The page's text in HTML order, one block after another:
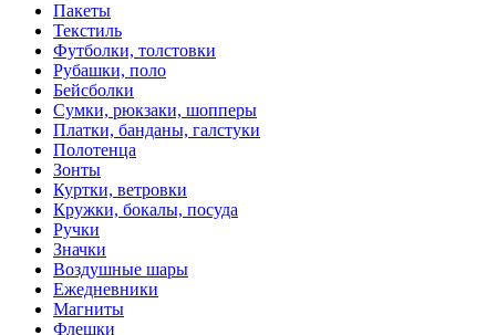
Пакеты
Текстиль
Футболки, толстовки
Рубашки, поло
Бейсболки
Cумки, рюкзаки, шопперы
Платки, банданы, галстуки
Полотенца
Зонты
Куртки, ветровки
Кружки, бокалы, посуда
Ручки
Значки
Воздушные шары
Ежедневники
Магниты
Флешки